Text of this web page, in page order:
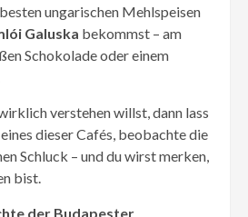
ungarischen Mehlspeisen
Galuska bekommst – am
Schokolade oder einem
verstehen willst, dann lass
dieser Cafés, beobachte die
Schluck – und du wirst merken,
bist.
der Budapester